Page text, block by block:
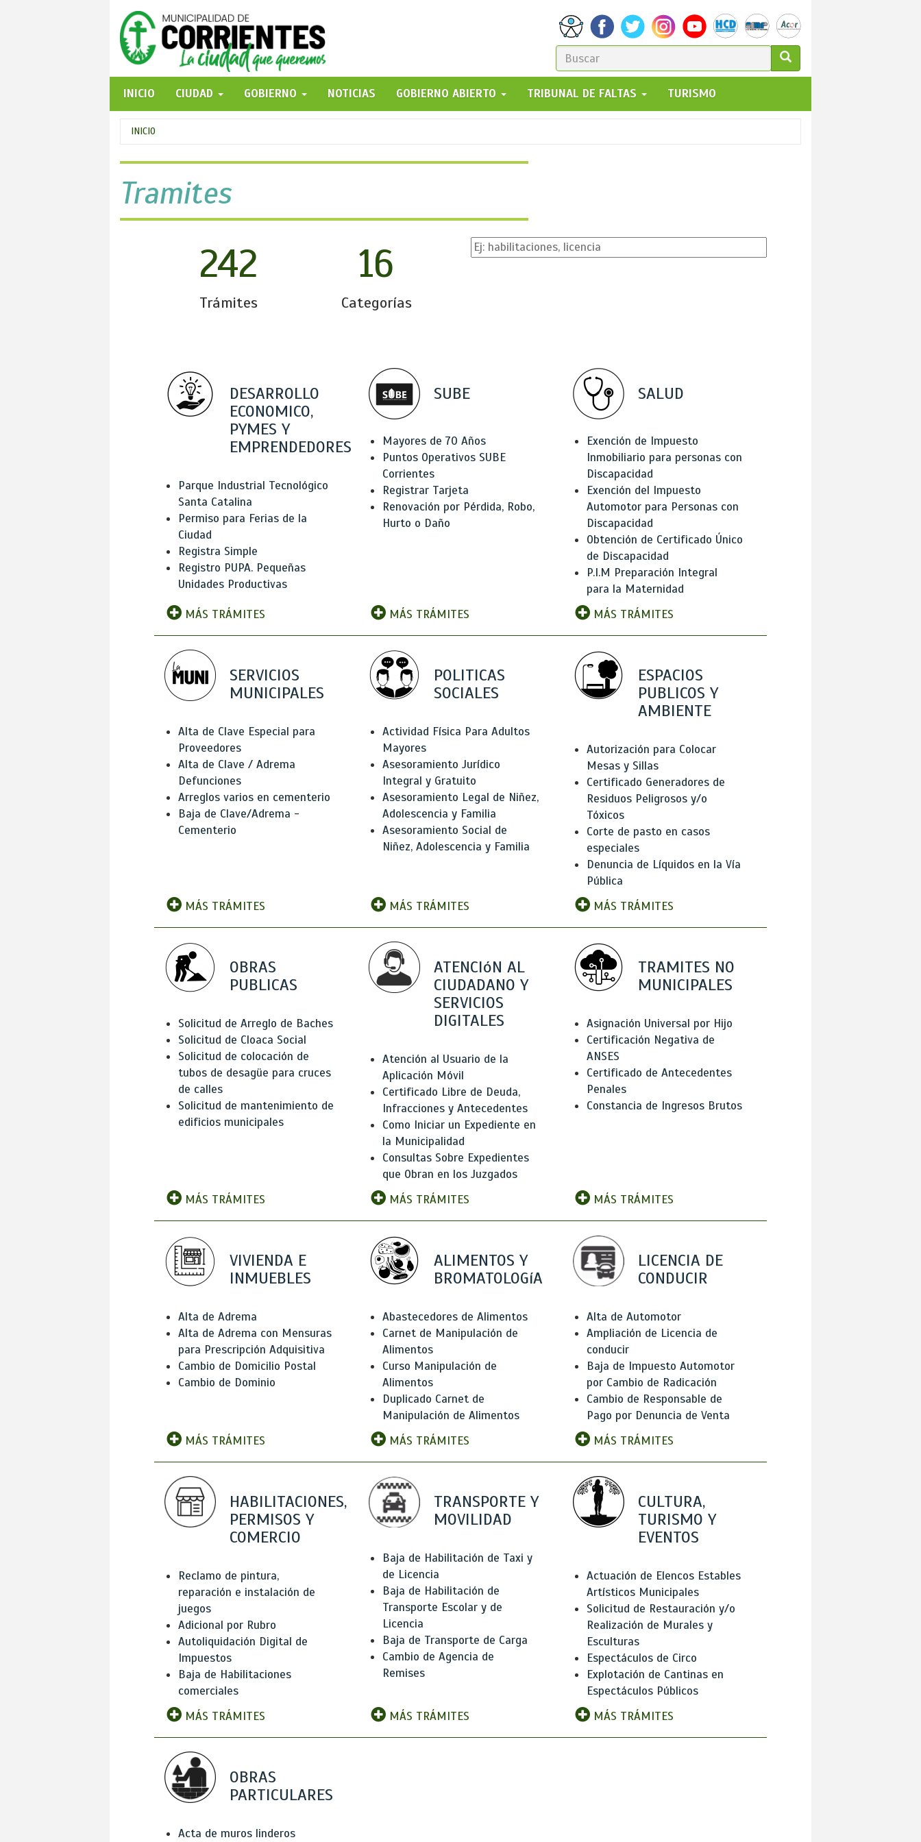
FORMULARIO
DE
BÚSQUEDA
GO!
INICIO
CIUDAD GOBIERNO NOTICIAS GOBIERNO ABIERTO TRIBUNAL DE FALTAS TURISMO
Se
encuentra
usted
aquí
INICIO
Tramites
242
Trámites
16
Categorías
DESARROLLO
ECONOMICO,
PYMES Y
EMPRENDEDORES
Parque Industrial Tecnológico
Santa Catalina
Permiso para Ferias de la
Ciudad
Registra Simple
Registro PUPA. Pequeñas
Unidades Productivas
MÁS TRÁMITES
SUBE
Mayores de 70 Años
Puntos Operativos SUBE
Corrientes
Registrar Tarjeta
Renovación por Pérdida, Robo,
Hurto o Daño
MÁS TRÁMITES
SALUD
Exención de Impuesto
Inmobiliario para personas con
Discapacidad
Exención del Impuesto
Automotor para Personas con
Discapacidad
Obtención de Certificado Único
de Discapacidad
P.I.M Preparación Integral
para la Maternidad
MÁS TRÁMITES
SERVICIOS
MUNICIPALES
Alta de Clave Especial para
Proveedores
Alta de Clave / Adrema
Defunciones
Arreglos varios en cementerio
Baja de Clave/Adrema -
Cementerio
MÁS TRÁMITES
POLITICAS
SOCIALES
Actividad Física Para Adultos
Mayores
Asesoramiento Jurídico
Integral y Gratuito
Asesoramiento Legal de Niñez,
Adolescencia y Familia
Asesoramiento Social de
Niñez, Adolescencia y Familia
MÁS TRÁMITES
ESPACIOS
PUBLICOS Y
AMBIENTE
Autorización para Colocar
Mesas y Sillas
Certificado Generadores de
Residuos Peligrosos y/o
Tóxicos
Corte de pasto en casos
especiales
Denuncia de Líquidos en la Vía
Pública
MÁS TRÁMITES
OBRAS
PUBLICAS
Solicitud de Arreglo de Baches
Solicitud de Cloaca Social
Solicitud de colocación de
tubos de desagüe para cruces
de calles
Solicitud de mantenimiento de
edificios municipales
MÁS TRÁMITES
ATENCIóN AL
CIUDADANO Y
SERVICIOS
DIGITALES
Atención al Usuario de la
Aplicación Móvil
Certificado Libre de Deuda,
Infracciones y Antecedentes
Como Iniciar un Expediente en
la Municipalidad
Consultas Sobre Expedientes
que Obran en los Juzgados
MÁS TRÁMITES
TRAMITES NO
MUNICIPALES
Asignación Universal por Hijo
Certificación Negativa de
ANSES
Certificado de Antecedentes
Penales
Constancia de Ingresos Brutos
MÁS TRÁMITES
VIVIENDA E
INMUEBLES
Alta de Adrema
Alta de Adrema con Mensuras
para Prescripción Adquisitiva
Cambio de Domicilio Postal
Cambio de Dominio
MÁS TRÁMITES
ALIMENTOS Y
BROMATOLOGíA
Abastecedores de Alimentos
Carnet de Manipulación de
Alimentos
Curso Manipulación de
Alimentos
Duplicado Carnet de
Manipulación de Alimentos
MÁS TRÁMITES
LICENCIA DE
CONDUCIR
Alta de Automotor
Ampliación de Licencia de
conducir
Baja de Impuesto Automotor
por Cambio de Radicación
Cambio de Responsable de
Pago por Denuncia de Venta
MÁS TRÁMITES
HABILITACIONES,
PERMISOS Y
COMERCIO
Reclamo de pintura,
reparación e instalación de
juegos
Adicional por Rubro
Autoliquidación Digital de
Impuestos
Baja de Habilitaciones
comerciales
MÁS TRÁMITES
TRANSPORTE Y
MOVILIDAD
Baja de Habilitación de Taxi y
de Licencia
Baja de Habilitación de
Transporte Escolar y de
Licencia
Baja de Transporte de Carga
Cambio de Agencia de
Remises
MÁS TRÁMITES
CULTURA,
TURISMO Y
EVENTOS
Actuación de Elencos Estables
Artísticos Municipales
Solicitud de Restauración y/o
Realización de Murales y
Esculturas
Espectáculos de Circo
Explotación de Cantinas en
Espectáculos Públicos
MÁS TRÁMITES
OBRAS
PARTICULARES
Acta de muros linderos